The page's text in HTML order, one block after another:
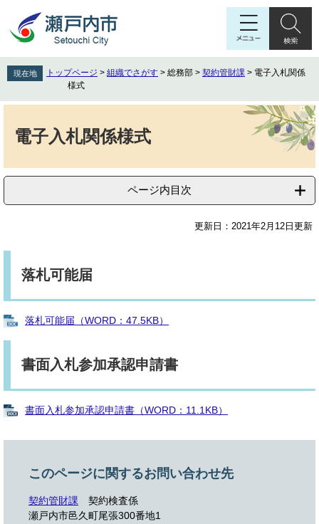
先
頭
を
飛
へ
現在地 トップページ > 組織でさがす > 総務部 > 契約管財課 > 電子入札関係
様式
電子入札関係様式
ページ内目次
更新日：2021年2月12日更新
落札可能届
落札可能届（WORD：47.5KB）
書面入札参加承認申請書
書面入札参加承認申請書（WORD：11.1KB）
このページに関するお問い合わせ先
契約管財課
契約検査係
瀬戸内市邑久町尾張300番地1